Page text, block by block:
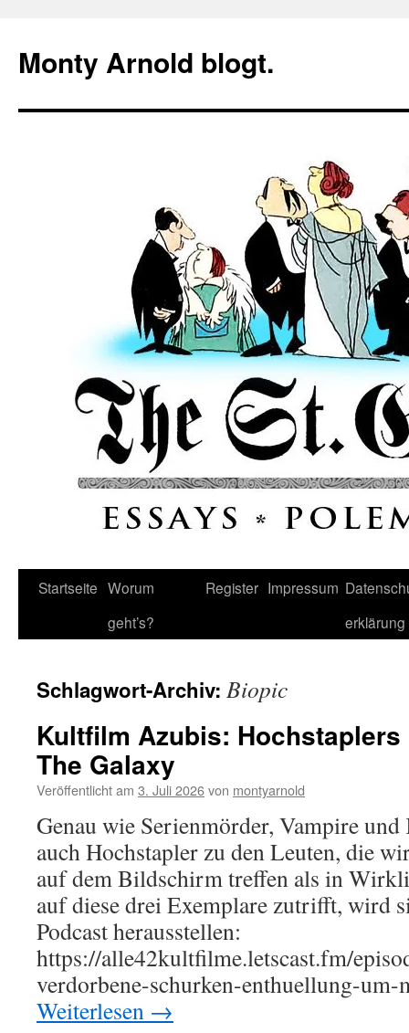
springen
Monty Arnold blogt.
Startseite Worum
geht’s?
Register Impressum
erklärung
Schlagwort-Archiv: Biopic
Kultfilm Azubis:
The Galaxy
Veröffentlicht am 3. Juli 2026von montyarnold
Genau wie Serienmörder, Vampire
auch Hochstapler zu den Leuten, die
auf dem Bildschirm treffen als in
auf diese drei Exemplare zutrifft, wird
Podcast herausstellen:
https://alle42kultfilme.letscast.fm/
verdorbene-schurken-enthuellung-
Weiterlesen →